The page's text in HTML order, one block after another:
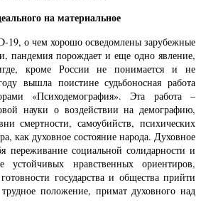
на материальное
19, о чем хорошо осведомлены зарубежные
пандемия порождает и еще одно явление,
кроме России не понимается и не
вышла поистине судьбоносная работа
«Психодемография». Эта работа –
науки о воздействии на демографию,
смертности, самоубийств, психических
как духовное состояние народа. Духовное
переживание социальной солидарности и
устойчивых нравственных ориентиров,
государства и общества прийти
положение, примат духовного над